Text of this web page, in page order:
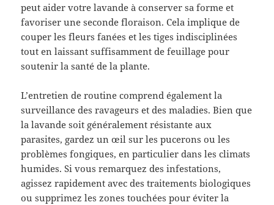
peut aider votre lavande à conserver sa forme et
favoriser une seconde floraison. Cela implique de
couper les fleurs fanées et les tiges indisciplinées
tout en laissant suffisamment de feuillage pour
soutenir la santé de la plante.
L’entretien de routine comprend également la
surveillance des ravageurs et des maladies. Bien que
la lavande soit généralement résistante aux
parasites, gardez un œil sur les pucerons ou les
problèmes fongiques, en particulier dans les climats
humides. Si vous remarquez des infestations,
agissez rapidement avec des traitements biologiques
ou supprimez les zones touchées pour éviter la